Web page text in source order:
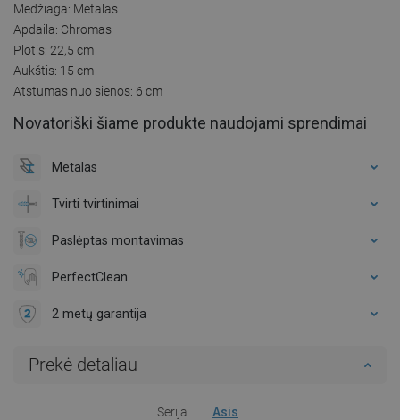
Medžiaga: Metalas
Apdaila: Chromas
Plotis: 22,5 cm
Aukštis: 15 cm
Atstumas nuo sienos: 6 cm
Novatoriški šiame produkte naudojami sprendimai
Metalas
Tvirti tvirtinimai
Paslėptas montavimas
PerfectClean
2 metų garantija
Prekė detaliau
Serija Asis